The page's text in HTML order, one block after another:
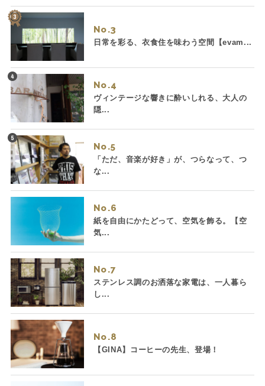
No.
日常を彩る、衣食住を味わう空間【evam...
No.
ヴィンテージな響きに酔いしれる、大人の
隠...
No.
「ただ、音楽が好き」が、つらなって、つ
な...
No.
紙を自由にかたどって、空気を飾る。【空
気...
No.
ステンレス調のお洒落な家電は、一人暮ら
し...
No.
【GINA】コーヒーの先生、登場！